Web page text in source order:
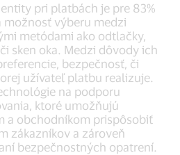
pri platbách je pre 83%
výberu medzi
metódami ako odtlačky,
sken oka. Medzi dôvody ich
bezpečnosť, či
užívateľ platbu realizuje.
na podporu
ktoré umožňujú
a obchodníkom prispôsobiť
zákazníkov a zároveň
bezpečnostných opatrení.